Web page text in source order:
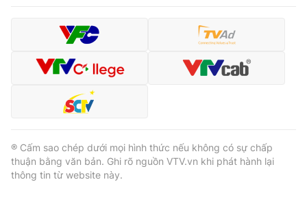
® Cấm sao chép dưới mọi hình thức nếu không có sự chấp
thuận bằng văn bản. Ghi rõ nguồn VTV.vn khi phát hành lại
thông tin từ website này.